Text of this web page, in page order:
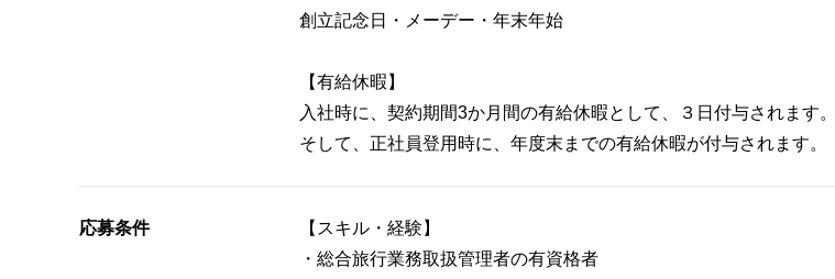
創立記念日・メーデー・年末年始
【有給休暇】
入社時に、契約期間3か月間の有給休暇として、３日付与されます。
そして、正社員登用時に、年度末までの有給休暇が付与されます。
応募条件
【スキル・経験】
・総合旅行業務取扱管理者の有資格者